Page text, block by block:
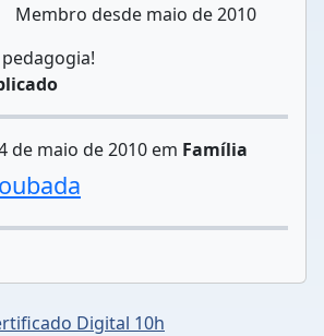
Membro desde maio de 2010
de maio de 2010 em Família
Digital 10h